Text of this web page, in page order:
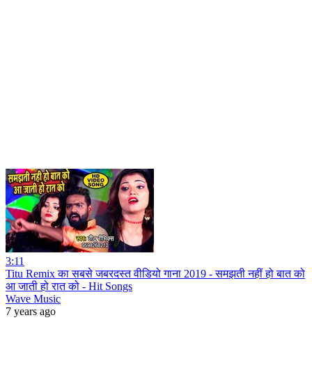
3:11
Titu Remix का सबसे जबरदस्त वीडियो गाना 2019 - समझती नहीं हो बात को
आ जाती हो रात को - Hit Songs
Wave Music
7 years ago